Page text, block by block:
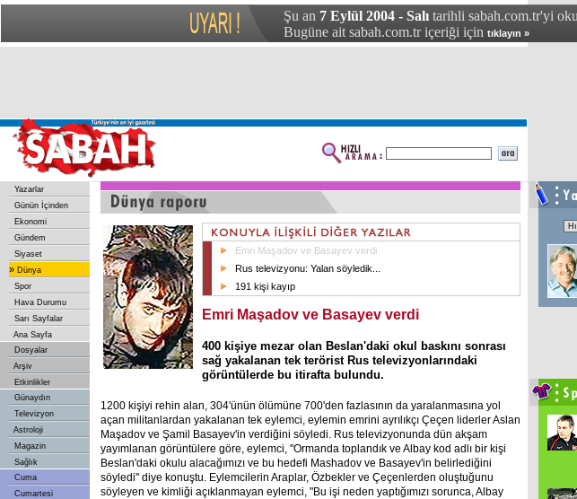
Şu an 7 Eylül 2004 - Salı tarihli sabah.com.tr'yi
Bugüne ait sabah.com.tr içeriği için tıklayın »
Yazarlar
Günün İçinden
Ekonomi
Gündem
Siyaset
» Dünya
Spor
Hava Durumu
Sarı Sayfalar
Ana Sayfa
Dosyalar
Arşiv
Etkinlikler
Günaydın
Televizyon
Astroloji
Magazin
Sağlık
Cuma
Cumartesi
Emri Maşadov ve Basayev verdi
Rus televizyonu: Yalan söyledik...
191 kişi kayıp
Emri Maşadov ve Basayev verdi
400 kişiye mezar olan Beslan'daki okul baskını sonrası
sağ yakalanan tek terörist Rus televizyonlarındaki
görüntülerde bu itirafta bulundu.
1200 kişiyi rehin alan, 304'ünün ölümüne 700'den fazlasının da yaralanmasına yol
açan militanlardan yakalanan tek eylemci, eylemin emrini ayrılıkçı Çeçen liderler Aslan
Maşadov ve Şamil Basayev'in verdiğini söyledi. Rus televizyonunda dün akşam
yayımlanan görüntülere göre, eylemci, ''Ormanda toplandık ve Albay kod adlı bir kişi
Beslan'daki okulu alacağımızı ve bu hedefi Mashadov ve Basayev'in belirlediğini
söyledi'' diye konuştu. Eylemcilerin Araplar, Özbekler ve Çeçenlerden oluştuğunu
söyleyen ve kimliği açıklanmayan eylemci, "Bu işi neden yaptığımızı sorunca, Albay